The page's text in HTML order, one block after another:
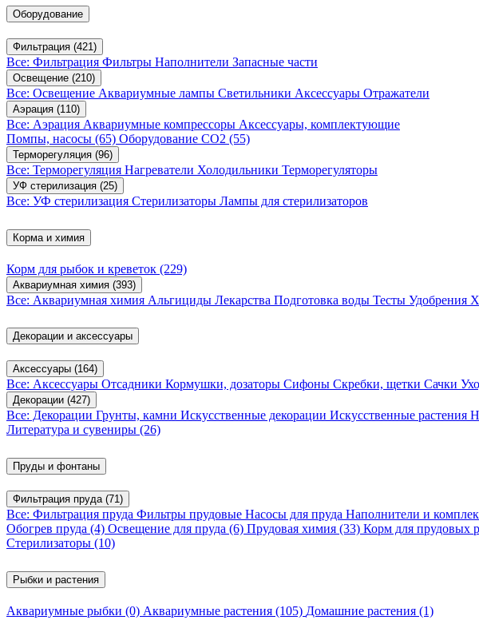
Оборудование
Фильтрация (421)
Все: Фильтрация Фильтры Наполнители Запасные части
Освещение (210)
Все: Освещение Аквариумные лампы Светильники Аксессуары Отражатели
Аэрация (110)
Все: Аэрация Аквариумные компрессоры Аксессуары, комплектующие
Помпы, насосы (65) Оборудование CO2 (55)
Терморегуляция (96)
Все: Терморегуляция Нагреватели Холодильники Терморегуляторы
УФ стерилизация (25)
Все: УФ стерилизация Стерилизаторы Лампы для стерилизаторов
Корма и химия
Корм для рыбок и креветок (229)
Аквариумная химия (393)
Все: Аквариумная химия Альгициды Лекарства Подготовка воды Тесты Удобрения
Декорации и аксессуары
Аксессуары (164)
Все: Аксессуары Отсадники Кормушки, дозаторы Сифоны Скребки, щетки Сачки
Декорации (427)
Все: Декорации Грунты, камни Искусственные декорации Искусственные растения
Литература и сувениры (26)
Пруды и фонтаны
Фильтрация пруда (71)
Все: Фильтрация пруда Фильтры прудовые Насосы для пруда Наполнители и
Обогрев пруда (4) Освещение для пруда (6) Прудовая химия (33) Корм для прудовых
Стерилизаторы (10)
Рыбки и растения
Аквариумные рыбки (0) Аквариумные растения (105) Домашние растения (1)